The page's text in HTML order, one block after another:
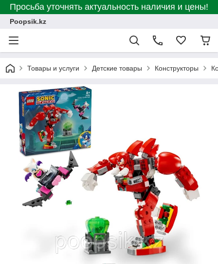
Просьба уточнять актуальность наличия и цены!
Poopsik.kz
Товары и услуги Детские товары Конструкторы